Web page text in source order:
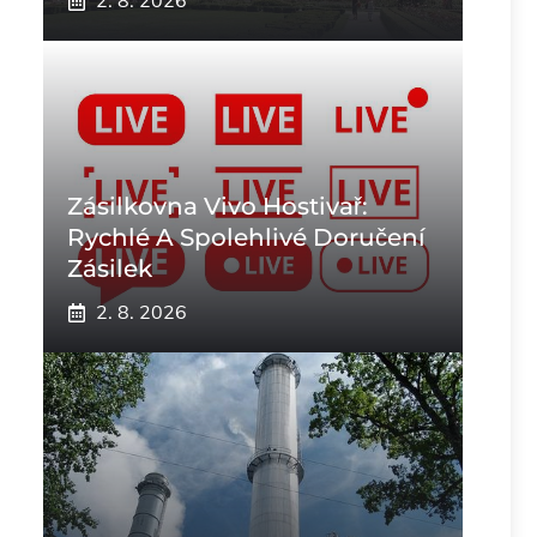
Zásilkovna Vivo Hostivař:
Rychlé A Spolehlivé Doručení
Zásilek
2. 8. 2026